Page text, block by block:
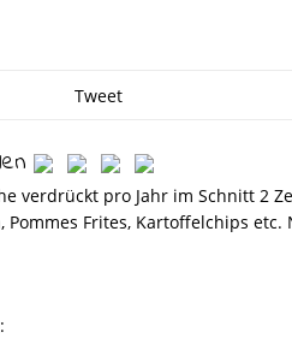
Tweet
verdrückt pro Jahr im Schnitt 2
Pommes Frites, Kartoffelchips